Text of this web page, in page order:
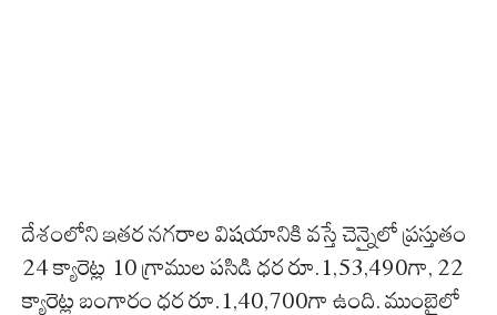
దేశంలోని ఇతర నగరాల విషయానికి వస్తే చెన్నైలో ప్రస్తుతం
24 క్యారెట్ల 10 గ్రాముల పసిడి ధర రూ.1,53,490గా, 22
క్యారెట్ల బంగారం ధర రూ.1,40,700గా ఉంది. ముంబైలో